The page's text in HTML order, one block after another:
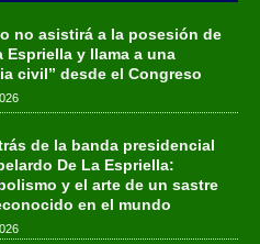
no asistirá a la posesión de
Espriella y llama a una
civil” desde el Congreso
de la banda presidencial
De La Espriella:
y el arte de un sastre
en el mundo